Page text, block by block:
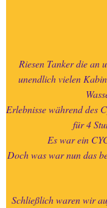
Riesen Tanker die an
unendlich vielen
Erlebnisse während des
für 4
Es war ein
Doch was war nun das
Schließlich waren wir